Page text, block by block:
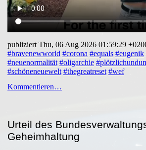
publiziert Thu, 06 Aug 2026 01:59:29
#bravenewworld #corona #equals #eugenik
#neuenormalität #oligarchie
#schöneneuewelt #thegreatreset #wef
Kommentieren…
Urteil des
Geheimhaltung